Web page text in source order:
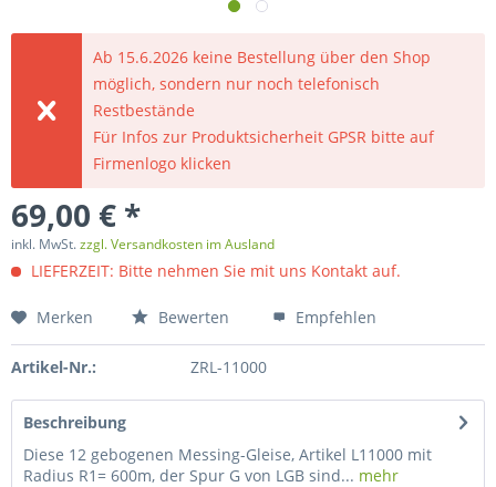
Ab 15.6.2026 keine Bestellung über den Shop
möglich, sondern nur noch telefonisch
Restbestände
Für Infos zur Produktsicherheit GPSR bitte auf
Firmenlogo klicken
69,00 € *
inkl. MwSt.zzgl. Versandkosten im Ausland
LIEFERZEIT: Bitte nehmen Sie mit uns Kontakt auf.
Merken Bewerten Empfehlen
Artikel-Nr.: ZRL-11000
Beschreibung
Diese 12 gebogenen Messing-Gleise, Artikel L11000 mit
Radius R1= 600m, der Spur G von LGB sind... mehr